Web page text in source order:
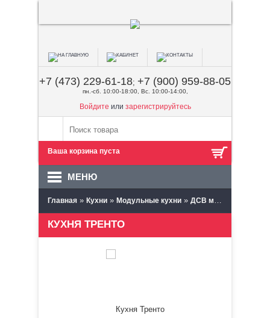
+7 (473) 229-61-18; +7 (900) 959-88-05
пн.-сб. 10:00-18:00, Вс. 10:00-14:00,
Войдите или зарегистрируйтесь
Ваша корзина пуста
МЕНЮ
Главная » Кухни » Модульные кухни » ДСВ мебель (Пенза)
КУХНЯ ТРЕНТО